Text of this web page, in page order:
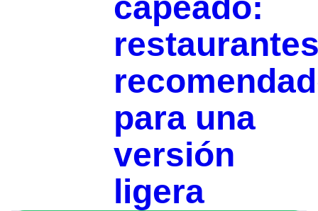
para una
versión
ligera